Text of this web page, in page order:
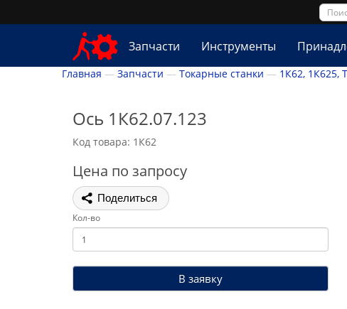
Запчасти Инструменты
Главная Запчасти Токарные станки 1К62, 1К625,
Ось 1К62.07.123
Код товара: 1К62
Цена по запросу
Поделиться
Кол-во
В заявку